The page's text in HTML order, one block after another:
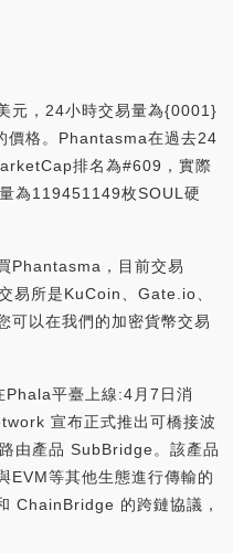
元，24小時交易量為{0001}
價格。Phantasma在過去24
排名為#609，實際
為119451149枚SOUL硬
Phantasma，目前交易
易所是KuCoin、Gate.io、
以在我們的加密貨幣交易
平臺上線:4月7日消
宣布正式推出可橋接波
由產品 SubBridge。該產品
EVM等其他生態進行傳輸的
ChainBridge 的跨鏈協議，